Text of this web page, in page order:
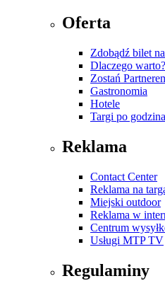
Oferta
Zdobądź bilet
Dlaczego warto?
Zostań
Gastronomia
Hotele
Targi po
Reklama
Contact Center
Reklama na
Miejski outdoor
Reklama w
Centrum
Usługi MTP TV
Regulaminy